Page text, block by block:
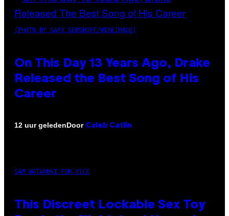
(PHOTO BY GARY GERSHOFF/WIREIMAGE)
On This Day 13 Years Ago, Drake
Released the Best Song of His
Career
12 uur geledenDoor Caleb Catlin
SAM WATANUKI FOR VICE
This Discreet Lockable Sex Toy